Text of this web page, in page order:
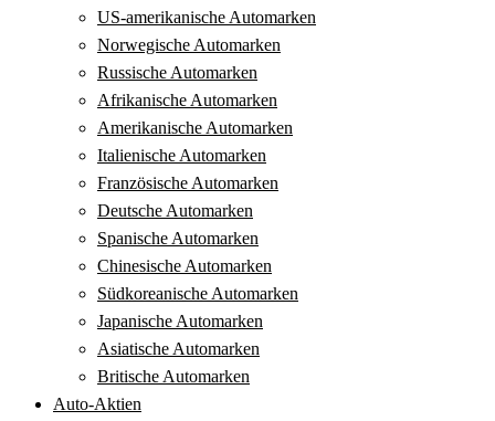
US-amerikanische Automarken
Norwegische Automarken
Russische Automarken
Afrikanische Automarken
Amerikanische Automarken
Italienische Automarken
Französische Automarken
Deutsche Automarken
Spanische Automarken
Chinesische Automarken
Südkoreanische Automarken
Japanische Automarken
Asiatische Automarken
Britische Automarken
Auto-Aktien